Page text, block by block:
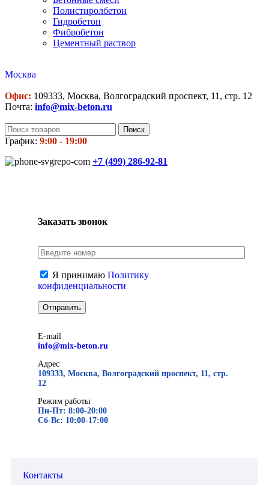
Полистиролбетон
Гидробетон
Фибробетон
Цементный раствор
Москва
Офис: 109333, Москва, Волгоградский проспект, 11, стр. 12
Почта: info@mix-beton.ru
Поиск
График: 9:00 - 19:00
+7 (499) 286-92-81
Заказать звонок
Я принимаю Политику
конфиденциальности
E-mail
info@mix-beton.ru
Адрес
109333, Москва, Волгоградский проспект, 11, стр.
12
Режим работы
Пн-Пт: 8:00-20:00
Сб-Вс: 10:00-17:00
Контакты